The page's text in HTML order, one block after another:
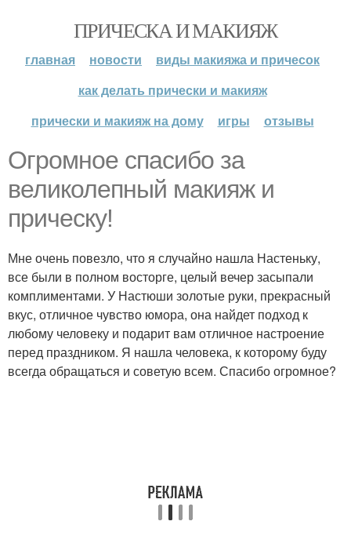
ПРИЧЕСКА И МАКИЯЖ
главная новости
виды макияжа и причесок
как делать прически и макияж
прически и макияж на дому
игры отзывы
Огромное спасибо за
великолепный макияж и
прическу!
Мне очень повезло, что я случайно нашла Настеньку,
все были в полном восторге, целый вечер засыпали
комплиментами. У Настюши золотые руки, прекрасный
вкус, отличное чувство юмора, она найдет подход к
любому человеку и подарит вам отличное настроение
перед праздником. Я нашла человека, к которому буду
всегда обращаться и советую всем. Спасибо огромное?